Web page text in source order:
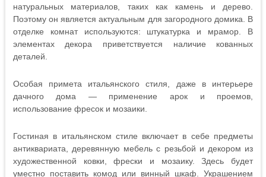
натуральных материалов, таких как камень и дерево.
Поэтому он является актуальным для загородного домика. В
отделке комнат используются: штукатурка и мрамор. В
элементах декора приветствуется наличие кованных
деталей.
Особая примета итальянского стиля, даже в интерьере
дачного дома — применение арок и проемов,
использование фресок и мозаики.
Гостиная в итальянском стиле включает в себе предметы
антиквариата, деревянную мебель с резьбой и декором из
художественной ковки, фрески и мозаику. Здесь будет
уместно поставить комод или винный шкаф. Украшением